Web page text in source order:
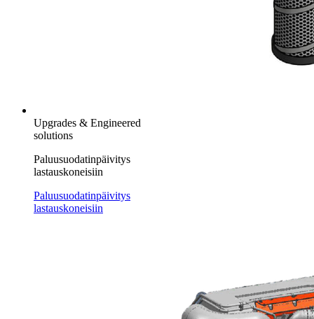
Upgrades & Engineered
solutions
Paluusuodatinpäivitys
lastauskoneisiin
Paluusuodatinpäivitys
lastauskoneisiin